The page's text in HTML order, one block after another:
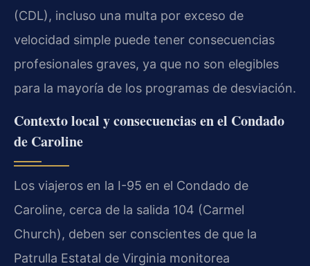
(CDL), incluso una multa por exceso de
velocidad simple puede tener consecuencias
profesionales graves, ya que no son elegibles
para la mayoría de los programas de desviación.
Contexto local y consecuencias en el Condado
de Caroline
Los viajeros en la I-95 en el Condado de
Caroline, cerca de la salida 104 (Carmel
Church), deben ser conscientes de que la
Patrulla Estatal de Virginia monitorea